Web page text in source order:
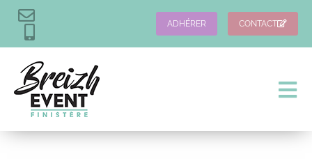
ADHÉRER CONTACT